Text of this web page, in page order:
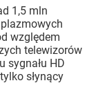
1,5 mln
względem
telewizorów
sygnału HD
słynący